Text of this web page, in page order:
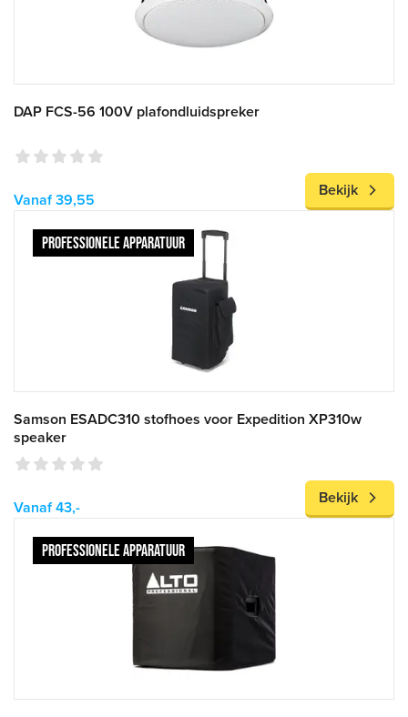
DAP FCS-56 100V plafondluidspreker
Vanaf 39,55
Bekijk
PROFESSIONELE APPARATUUR
Samson ESADC310 stofhoes voor Expedition XP310w
speaker
Vanaf 43,-
Bekijk
PROFESSIONELE APPARATUUR